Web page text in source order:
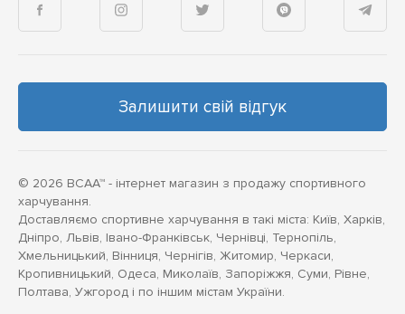
Залишити свій відгук
© 2026 BCAA™ - інтернет магазин з продажу спортивного
харчування.
Доставляємо спортивне харчування в такі міста: Київ, Харків,
Дніпро, Львів, Івано-Франківськ, Чернівці, Тернопіль,
Хмельницький, Вінниця, Чернігів, Житомир, Черкаси,
Кропивницький, Одеса, Миколаїв, Запоріжжя, Суми, Рівне,
Полтава, Ужгород і по іншим містам України.